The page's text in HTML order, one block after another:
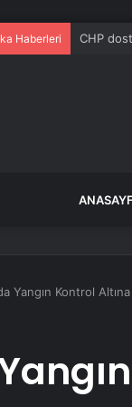
Haberleri CHP
Yangın Kontrol Altına